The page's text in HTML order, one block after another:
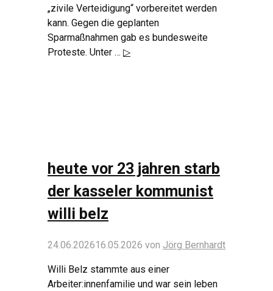
„zivile Verteidigung“ vorbereitet werden
kann. Gegen die geplanten
Sparmaßnahmen gab es bundesweite
Proteste. Unter … ▷
heute vor 23 jahren starb
der kasseler kommunist
willi belz
24.06.202616.05.2026 von Jörg Bernhardt
Willi Belz stammte aus einer
Arbeiter:innenfamilie und war sein leben